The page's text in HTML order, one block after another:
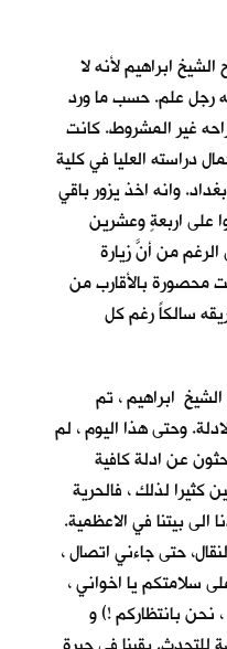
ابراهيم لأنه لا
رجل علم. حسب ما ورد
غير المشروط. كانت
دراسته العليا في كلية
وانه اخذ يزور باقي
على اربعةٍ وعشرين
من أنَّ زيارة
محصورة بالأقارب من
سالكاً رغم كل
ابراهيم ، تم
وحتى هذا اليوم ، لم
عن ادلة كافية
كثيرا لذلك ، فالحرية
بيتنا في الاعظمية.
حتى جاءني اتصال ،
سلامتكم يا اخواني ،
نحن بانتظاركم !) و